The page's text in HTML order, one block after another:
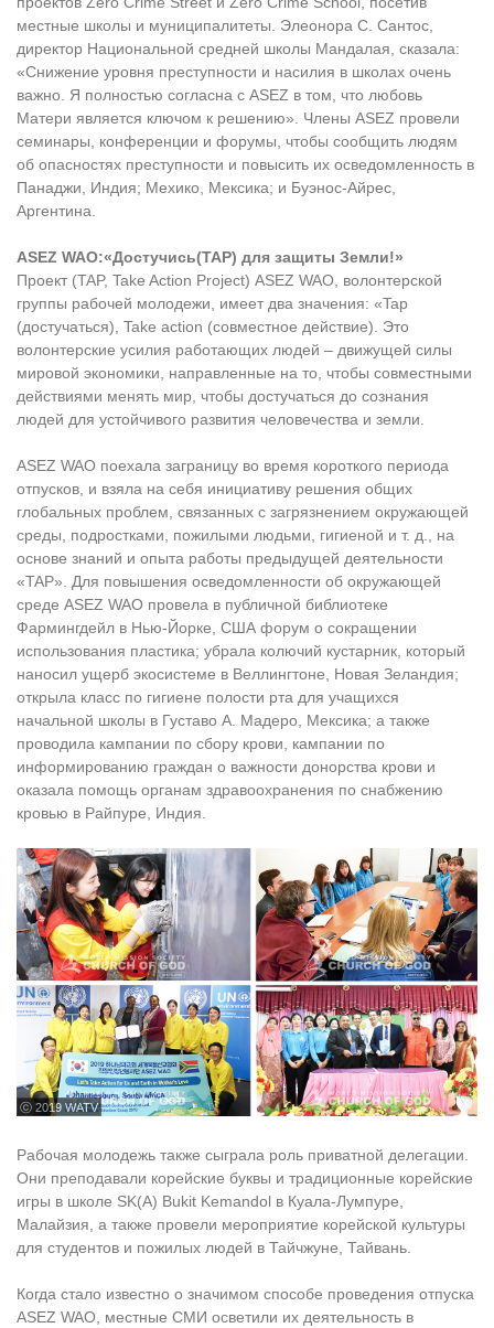
местные школы и муниципалитеты. Элеонора С. Сантос,
директор Национальной средней школы Мандалая, сказала:
«Снижение уровня преступности и насилия в школах очень
важно. Я полностью согласна с ASEZ в том, что любовь
Матери является ключом к решению». Члены ASEZ провели
семинары, конференции и форумы, чтобы сообщить людям
об опасностях преступности и повысить их осведомленность в
Панаджи, Индия; Мехико, Мексика; и Буэнос-Айрес,
Аргентина.
ASEZ WAO:«Достучись(TAP) для защиты Земли!»
Проект (TAP, Take Action Project) ASEZ WAO, волонтерской
группы рабочей молодежи, имеет два значения: «Tap
(достучаться), Take action (совместное действие). Это
волонтерские усилия работающих людей – движущей силы
мировой экономики, направленные на то, чтобы совместными
действиями менять мир, чтобы достучаться до сознания
людей для устойчивого развития человечества и земли.
ASEZ WAO поехала заграницу во время короткого периода
отпусков, и взяла на себя инициативу решения общих
глобальных проблем, связанных с загрязнением окружающей
среды, подростками, пожилыми людьми, гигиеной и т. д., на
основе знаний и опыта работы предыдущей деятельности
«TAP». Для повышения осведомленности об окружающей
среде ASEZ WAO провела в публичной библиотеке
Фармингдейл в Нью-Йорке, США форум о сокращении
использования пластика; убрала колючий кустарник, который
наносил ущерб экосистеме в Веллингтоне, Новая Зеландия;
открыла класс по гигиене полости рта для учащихся
начальной школы в Густаво А. Мадеро, Мексика; а также
проводила кампании по сбору крови, кампании по
информированию граждан о важности донорства крови и
оказала помощь органам здравоохранения по снабжению
кровью в Райпуре, Индия.
ⓒ 2019 WATV
Рабочая молодежь также сыграла роль приватной делегации.
Они преподавали корейские буквы и традиционные корейские
игры в школе SK(A) Bukit Kemandol в Куала-Лумпуре,
Малайзия, а также провели мероприятие корейской культуры
для студентов и пожилых людей в Тайчжуне, Тайвань.
Когда стало известно о значимом способе проведения отпуска
ASEZ WAO, местные СМИ осветили их деятельность в